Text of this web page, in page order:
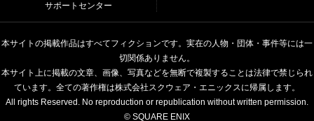
サポートセンター
本サイトの掲載作品はすべてフィクションです。実在の人物・団体・事件等には一
切関係ありません。
本サイト上に掲載の文章、画像、写真などを無断で複製することは法律で禁じられ
ています。全ての著作権は株式会社スクウェア・エニックスに帰属します。
All rights Reserved. No reproduction or republication without written permission.
© SQUARE ENIX